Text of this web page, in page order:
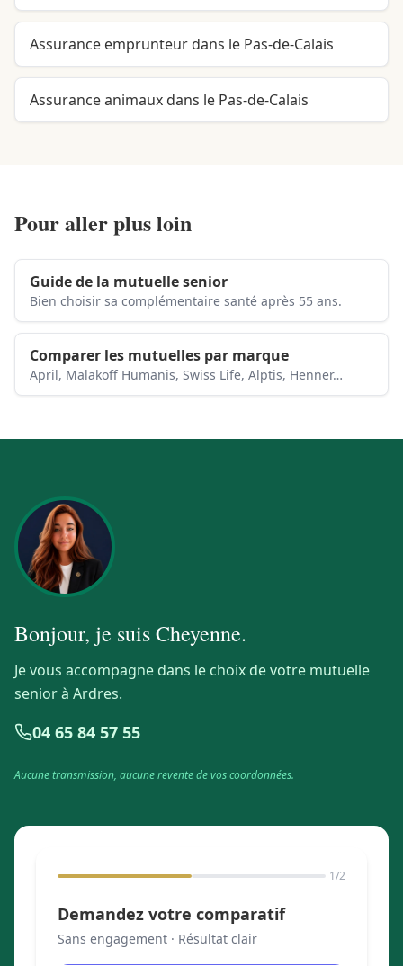
Assurance emprunteur dans le Pas-de-Calais
Assurance animaux dans le Pas-de-Calais
Pour aller plus loin
Guide de la mutuelle senior
Bien choisir sa complémentaire santé après 55 ans.
Comparer les mutuelles par marque
April, Malakoff Humanis, Swiss Life, Alptis, Henner…
Bonjour, je suisCheyenne.
Je vous accompagne dans le choix de votre mutuelle
senior à Ardres.
04 65 84 57 55
Aucune transmission, aucune revente de vos coordonnées.
1/2
Demandez votre comparatif
Sans engagement · Résultat clair